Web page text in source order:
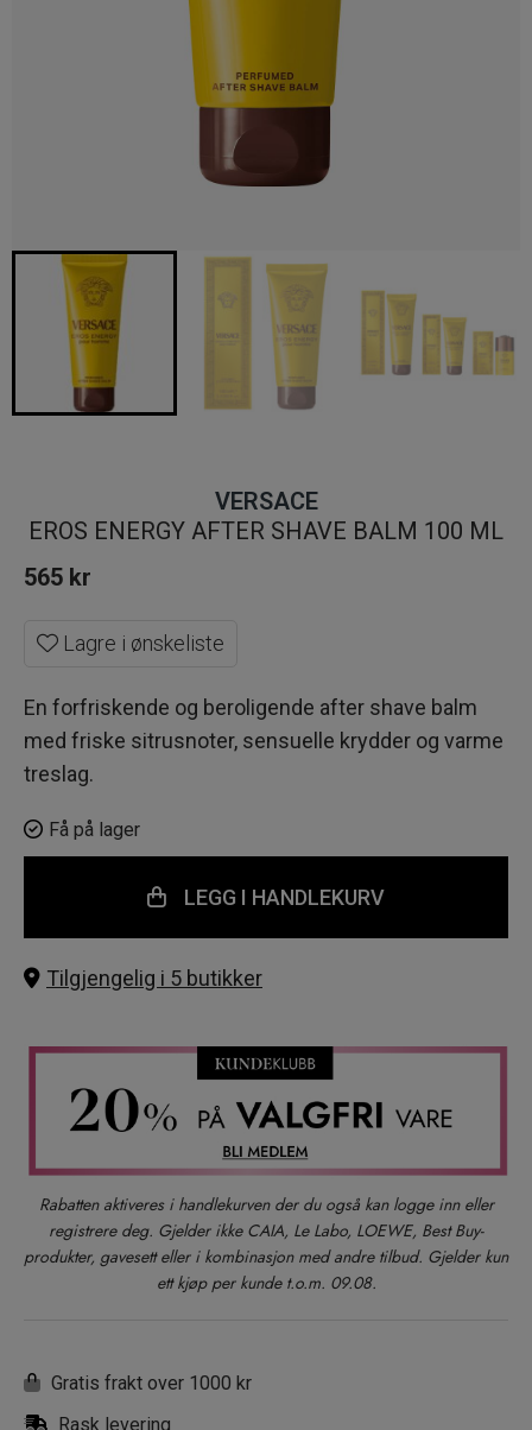
VERSACE
EROS ENERGY AFTER SHAVE BALM 100 ML
565 kr
Lagre i ønskeliste
En forfriskende og beroligende after shave balm
med friske sitrusnoter, sensuelle krydder og varme
treslag.
Få på lager
LEGG I HANDLEKURV
Tilgjengelig i 5 butikker
Rabatten aktiveres i handlekurven der du også kan logge inn eller
registrere deg. Gjelder ikke CAIA, Le Labo, LOEWE, Best Buy-
produkter, gavesett eller i kombinasjon med andre tilbud. Gjelder kun
ett kjøp per kunde t.o.m. 09.08.
Gratis frakt over 1000 kr
Rask levering